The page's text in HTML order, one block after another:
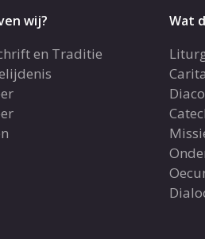
wij?
en Traditie
Wat